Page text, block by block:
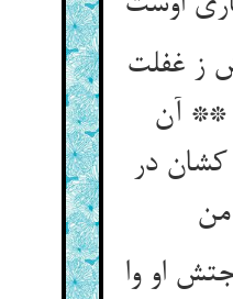
ز غفلت
آن
در
او وا